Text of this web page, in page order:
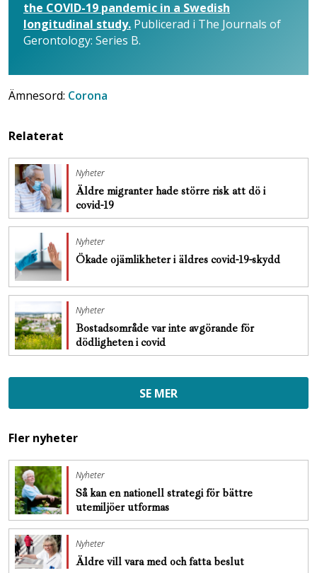
the COVID-19 pandemic in a Swedish
longitudinal study. Publicerad i The Journals of
Gerontology: Series B.
Ämnesord: Corona
Relaterat
Nyheter
Äldre migranter hade större risk att dö i
covid-19
Nyheter
Ökade ojämlikheter i äldres covid-19-skydd
Nyheter
Bostadsområde var inte avgörande för
dödligheten i covid
SE MER
Fler nyheter
Nyheter
Så kan en nationell strategi för bättre
utemiljöer utformas
Nyheter
Äldre vill vara med och fatta beslut